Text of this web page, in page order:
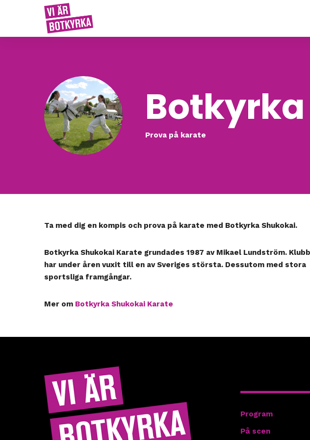
Prova på karate
Ta med dig en kompis och prova på karate med Botkyrka Shukokai.
Botkyrka Shukokai Karate grundades 1987 av Mikael Lundström.
har under åren vuxit till en av Sveriges största. Dessutom med stora
sportsliga framgångar.
Mer om Botkyrka Shukokai Karate
Program
På scen